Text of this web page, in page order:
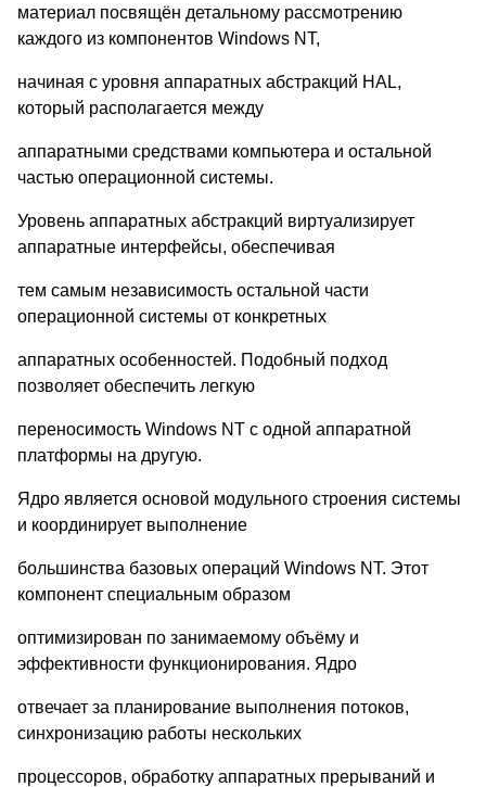
материал посвящён детальному рассмотрению
каждого из компонентов Windows NT,
начиная с уровня аппаратных абстракций HAL,
который располагается между
аппаратными средствами компьютера и остальной
частью операционной системы.
Уровень аппаратных абстракций виртуализирует
аппаратные интерфейсы, обеспечивая
тем самым независимость остальной части
операционной системы от конкретных
аппаратных особенностей. Подобный подход
позволяет обеспечить легкую
переносимость Windows NT с одной аппаратной
платформы на другую.
Ядро является основой модульного строения системы
и координирует выполнение
большинства базовых операций Windows NT. Этот
компонент специальным образом
оптимизирован по занимаемому объёму и
эффективности функционирования. Ядро
отвечает за планирование выполнения потоков,
синхронизацию работы нескольких
процессоров, обработку аппаратных прерываний и